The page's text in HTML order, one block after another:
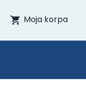
Moja korpa